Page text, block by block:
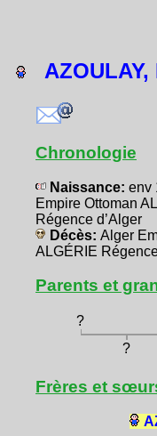
AZOULAY,
Chronologie
Naissance: env
Empire Ottoman
Régence d’Alger
Décès: Alger
ALGÉRIE
Parents et
?
?
Frères et